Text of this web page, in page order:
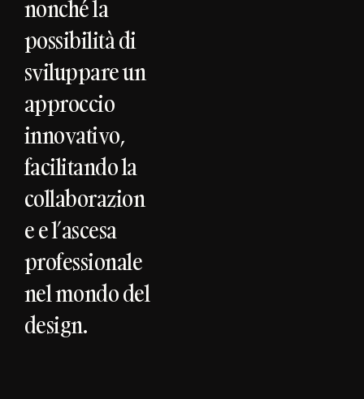
nonché la
possibilità di
sviluppare un
approccio
innovativo,
facilitando la
collaborazion
e e l’ascesa
professionale
nel mondo del
design.